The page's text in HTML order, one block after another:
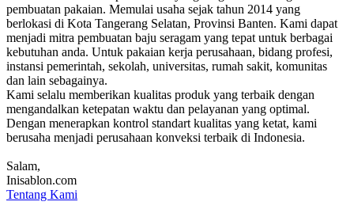
pembuatan pakaian. Memulai usaha sejak tahun 2014 yang
berlokasi di Kota Tangerang Selatan, Provinsi Banten. Kami dapat
menjadi mitra pembuatan baju seragam yang tepat untuk berbagai
kebutuhan anda. Untuk pakaian kerja perusahaan, bidang profesi,
instansi pemerintah, sekolah, universitas, rumah sakit, komunitas
dan lain sebagainya.
Kami selalu memberikan kualitas produk yang terbaik dengan
mengandalkan ketepatan waktu dan pelayanan yang optimal.
Dengan menerapkan kontrol standart kualitas yang ketat, kami
berusaha menjadi perusahaan konveksi terbaik di Indonesia.
Salam,
Inisablon.com
Tentang Kami